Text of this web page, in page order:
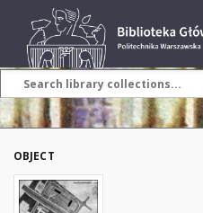
OBJECT